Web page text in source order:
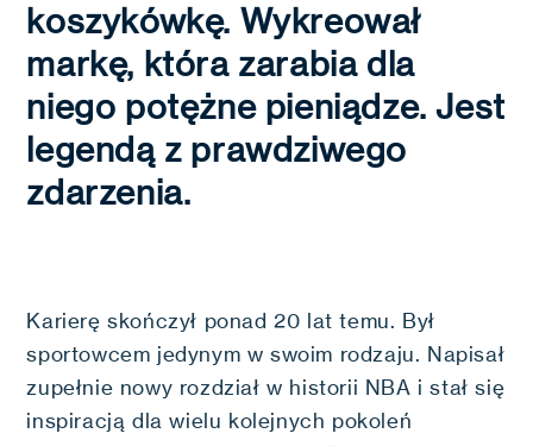
koszykówkę. Wykreował
markę, która zarabia dla
niego potężne pieniądze. Jest
legendą z prawdziwego
zdarzenia.
Karierę skończył ponad 20 lat temu. Był
sportowcem jedynym w swoim rodzaju. Napisał
zupełnie nowy rozdział w historii NBA i stał się
inspiracją dla wielu kolejnych pokoleń